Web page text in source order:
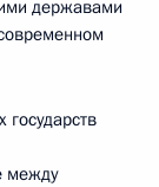
державами
государств
между